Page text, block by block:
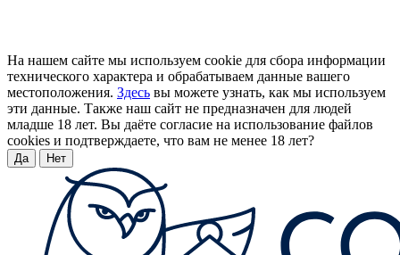
На нашем сайте мы используем cookie для сбора информации
технического характера и обрабатываем данные вашего
местоположения. Здесь вы можете узнать, как мы используем
эти данные. Также наш сайт не предназначен для людей
младше 18 лет. Вы даёте согласие на использование файлов
cookies и подтверждаете, что вам не менее 18 лет?
Да Нет